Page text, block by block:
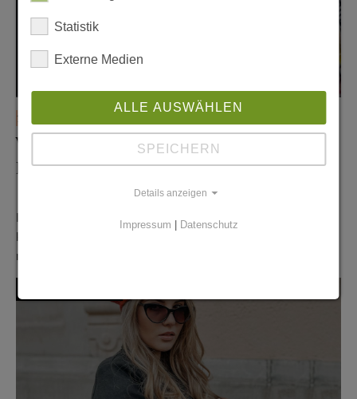
16. April 2026
Vom Prinzenpark zum
Familienimperium
Der Bruder Che & die Familie der Legende Dennis Schröder:
Zwischen Straße, Sport und Holdingstruktur
Eine starke Mutter, fünf Kinder und ein Weltstar als
kleiner Bruder und warum Reichtum für Che Schröder
nichts mit Kontostand zu tun hat. Wenn Che…
Statistik
Externe Medien
ALLE AUSWÄHLEN
SPEICHERN
Details anzeigen
Impressum | Datenschutz